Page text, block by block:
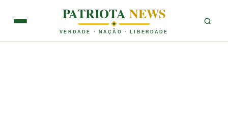
PATRIOTANEWS
VERDADE · NAÇÃO · LIBERDADE